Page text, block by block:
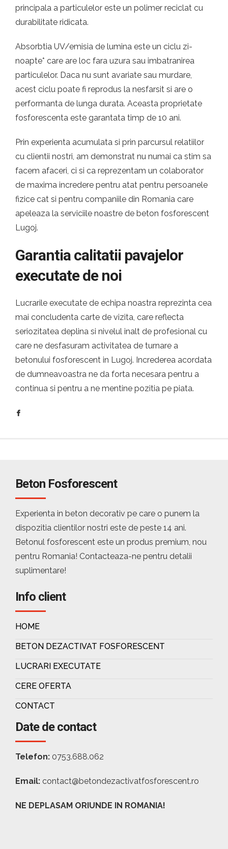
principala a particulelor este un polimer reciclat cu
durabilitate ridicata.
Absorbtia UV/emisia de lumina este un ciclu zi-
noapte* care are loc fara uzura sau imbatranirea
particulelor. Daca nu sunt avariate sau murdare,
acest ciclu poate fi reprodus la nesfarsit si are o
performanta de lunga durata. Aceasta proprietate
fosforescenta este garantata timp de 10 ani.
Prin experienta acumulata si prin parcursul relatiilor
cu clientii nostri, am demonstrat nu numai ca stim sa
facem afaceri, ci si ca reprezentam un colaborator
de maxima incredere pentru atat pentru persoanele
fizice cat si pentru companiile din Romania care
apeleaza la serviciile noastre de beton fosforescent
Lugoj.
Garantia calitatii pavajelor
executate de noi
Lucrarile executate de echipa noastra reprezinta cea
mai concludenta carte de vizita, care reflecta
seriozitatea deplina si nivelul inalt de profesional cu
care ne desfasuram activitatea de turnare a
betonului fosforescent in Lugoj. Increderea acordata
de dumneavoastra ne da forta necesara pentru a
continua si pentru a ne mentine pozitia pe piata.
Beton Fosforescent
Experienta in beton decorativ pe care o punem la
dispozitia clientilor nostri este de peste 14 ani.
Betonul fosforescent este un produs premium, nou
pentru Romania! Contacteaza-ne pentru detalii
suplimentare!
Info client
HOME
BETON DEZACTIVAT FOSFORESCENT
LUCRARI EXECUTATE
CERE OFERTA
CONTACT
Date de contact
Telefon: 0753.688.062
Email: contact@betondezactivatfosforescent.ro
NE DEPLASAM ORIUNDE IN ROMANIA!